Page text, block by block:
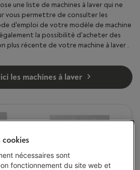
une liste de machines à laver qui ne
vous permettre de consulter les
d'emploi de votre modèle de machine
la possibilité d'acheter des
plus récente de votre machine à laver .
les machines à laver
nécessaires sont
fonctionnement du site web et